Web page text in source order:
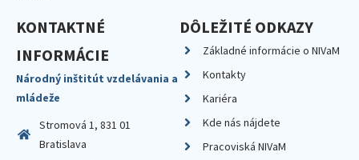
KONTAKTNÉ
INFORMÁCIE
Národný inštitút vzdelávania a
mládeže
Stromová 1, 831 01
Bratislava
DÔLEŽITÉ ODKAZY
Základné informácie o NIVaM
Kontakty
Kariéra
Kde nás nájdete
Pracoviská NIVaM